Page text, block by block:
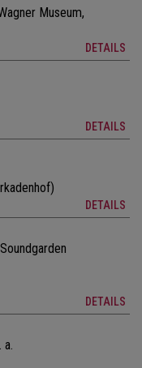
Museum,
DETAILS
DETAILS
DETAILS
DETAILS
a.